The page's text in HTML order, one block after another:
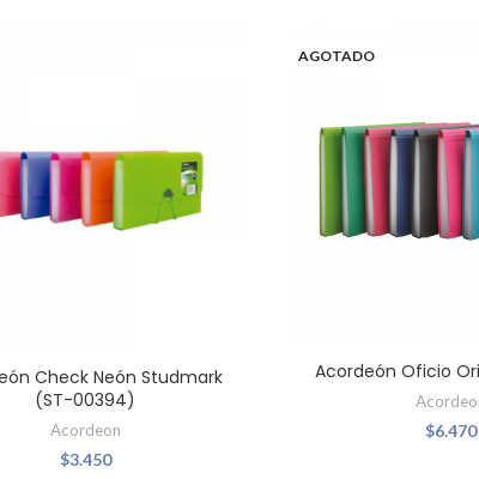
Check Neón Studmark
(ST-00394)
Acordeon
$3.450
AGOTADO
Acordeón Oficio
$6.470